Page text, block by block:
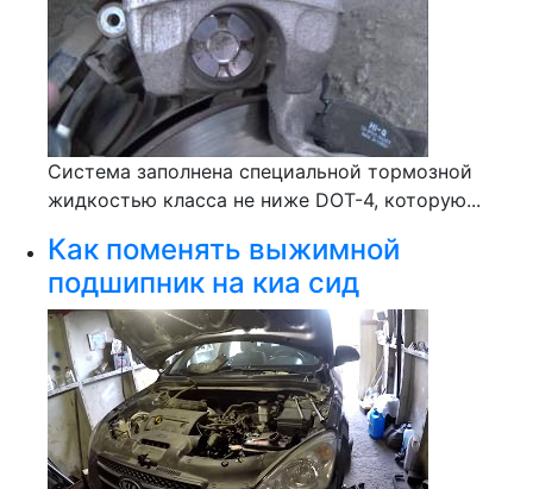
Система заполнена специальной тормозной
жидкостью класса не ниже DOT-4, которую...
Как поменять выжимной
подшипник на киа сид